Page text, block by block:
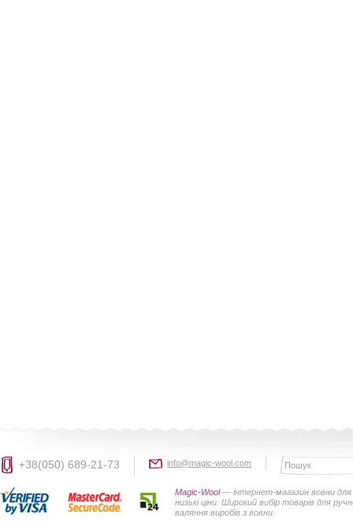
+38(050) 689-21-73 info@magic-wool.com
Magic-Wool— інтернет-магазин вовни
низькі ціни. Широкий вибір товарів для
валяння виробів з вовни.